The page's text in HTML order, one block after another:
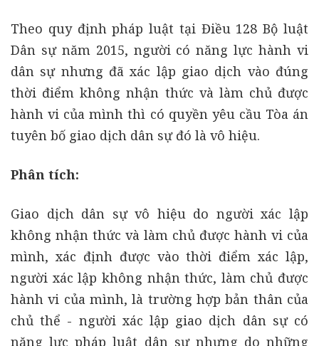
Theo quy định pháp luật tại Điều 128 Bộ luật
Dân sự năm 2015, người có năng lực hành vi
dân sự nhưng đã xác lập giao dịch vào đúng
thời điểm không nhận thức và làm chủ được
hành vi của mình thì có quyền yêu cầu Tòa án
tuyên bố giao dịch dân sự đó là vô hiệu.
Phân tích:
Giao dịch dân sự vô hiệu do người xác lập
không nhận thức và làm chủ được hành vi của
mình, xác định được vào thời điểm xác lập,
người xác lập không nhận thức, làm chủ được
hành vi của mình, là trường hợp bản thân của
chủ thể - người xác lập giao dịch dân sự có
năng lực pháp luật dân sự nhưng do những